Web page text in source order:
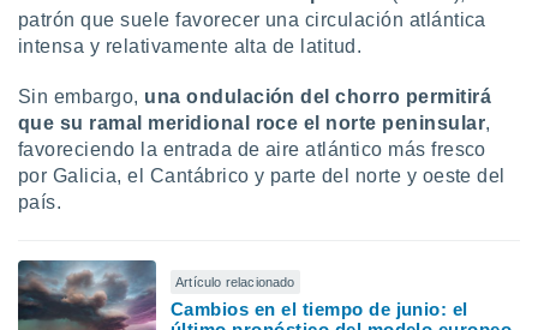
utilizar
crear un
uso de
la
de la
el
patrón que suele favorecer una circulación atlántica
intensa y relativamente alta de latitud.
Sin embargo, una ondulación del chorro permitirá
que su ramal meridional roce el norte peninsular,
favoreciendo la entrada de aire atlántico más fresco
por Galicia, el Cantábrico y parte del norte y oeste del
país.
Artículo relacionado
Cambios en el tiempo de junio: el